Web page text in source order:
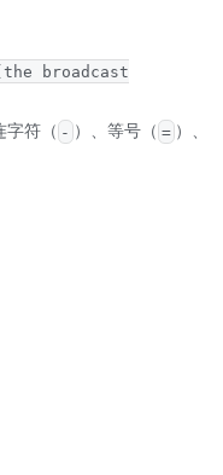
broadcast
字符（ - ）、等号（=）、